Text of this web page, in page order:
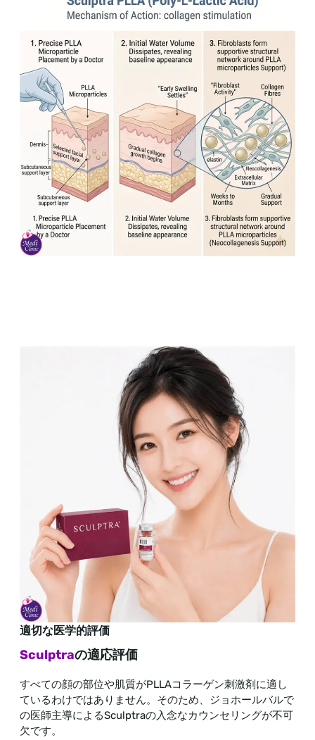
適切な医学的評価
Sculptraの適応評価
すべての顔の部位や肌質がPLLAコラーゲン刺激剤に適し
ているわけではありません。そのため、ジョホールバルで
の医師主導によるSculptraの入念なカウンセリングが不可
欠です。